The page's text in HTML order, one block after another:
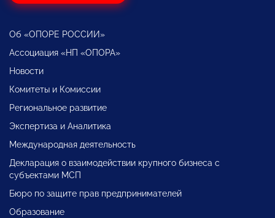
Об «ОПОРЕ РОССИИ»
Ассоциация «НП «ОПОРА»
Новости
Комитеты и Комиссии
Региональное развитие
Экспертиза и Аналитика
Международная деятельность
Декларация о взаимодействии крупного бизнеса с
субъектами МСП
Бюро по защите прав предпринимателей
Образование